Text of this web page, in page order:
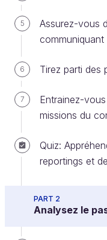
5
Assurez-vous
6 Tirez parti des
7
Entrainez-
missions du
Quiz:
reportings et
PART 2
Analysez le